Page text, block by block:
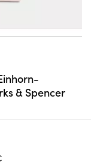
& Spencer